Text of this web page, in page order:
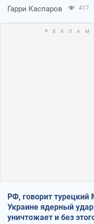
Гарри Каспаров 417
РФ, говорит
Украине ядерный
уничтожает и без